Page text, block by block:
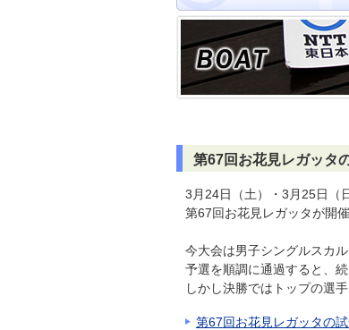
第67回お花見レガッタ
3月24日（土）・3月25日（
第67回お花見レガッタが開催
今大会は男子シングルスカ
予選を順調に通過すると、
しかし決勝ではトップの選
第67回お花見レガッタの